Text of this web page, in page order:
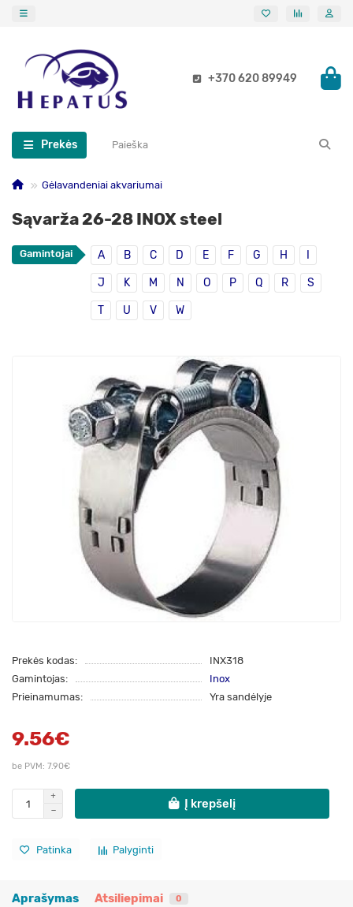
+370 620 89949
Prekės
Gėlavandeniai akvariumai
Sąvarža 26-28 INOX steel
Gamintojai A B C D E F G H
J K M N O P Q R S
T U V W
Prekės kodas:
INX318
Gamintojas:
Inox
Prieinamumas:
Yra sandėlyje
9.56€
be PVM: 7.90€
Į krepšelį
Patinka Palyginti
Aprašymas Atsiliepimai 0